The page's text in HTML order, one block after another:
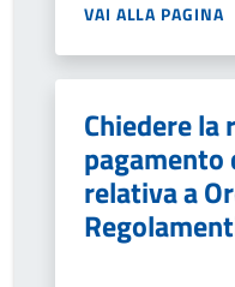
VAI ALLA PAGINA
Chiedere la
pagamento
relativa a